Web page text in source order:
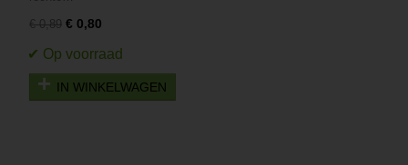
€ 0,89 € 0,80
IN WINKELWAGEN